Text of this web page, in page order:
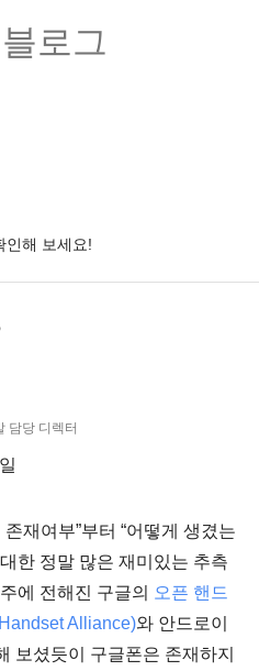
로그
인해 보세요!
담당 디렉터
재여부”부터 “어떻게 생겼는
한 정말 많은 재미있는 추측
에 전해진 구글의 오픈 핸드
Alliance)와 안드로이
보셨듯이 구글폰은 존재하지